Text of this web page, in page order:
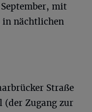
mit
in nächtlichen
Straße
(der Zugang zur